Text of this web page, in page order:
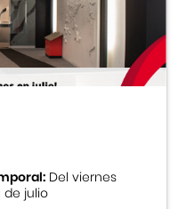
Japonés
Japonesa
Del viernes
de julio